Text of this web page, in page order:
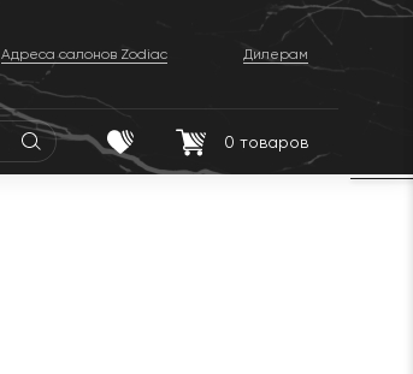
Адреса салонов Zodiac Дилерам
0 товаров